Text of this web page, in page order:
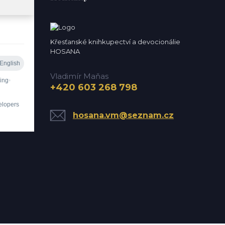
Křesťanské knihkupectví a devocionálie
HOSANA
Vladimír Maňas
+420 603 268 798
hosana.vm@seznam.cz